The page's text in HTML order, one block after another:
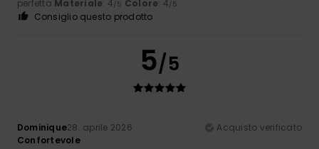
perfetta Materiale: 4/5 Colore: 4/5
Consiglio questo prodotto
5/5
Dominique28. aprile 2026
Acquisto verificato
Confortevole